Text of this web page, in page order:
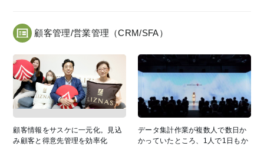
顧客管理/営業管理（CRM/SFA）
顧客情報をサスケに一元化。見込
み顧客と得意先管理を効率化
データ集計作業が複数人で数日か
かっていたところ、1人で1日もか